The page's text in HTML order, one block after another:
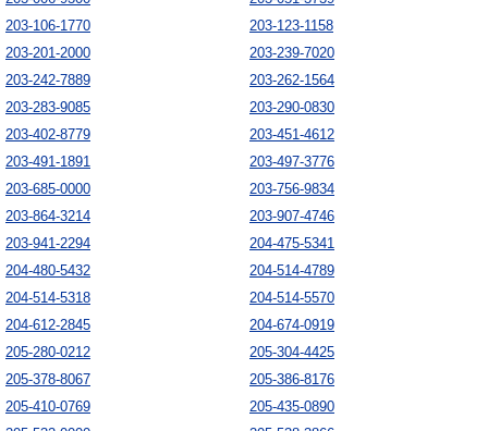
203-106-1770
203-123-1158
203-201-2000
203-239-7020
203-242-7889
203-262-1564
203-283-9085
203-290-0830
203-402-8779
203-451-4612
203-491-1891
203-497-3776
203-685-0000
203-756-9834
203-864-3214
203-907-4746
203-941-2294
204-475-5341
204-480-5432
204-514-4789
204-514-5318
204-514-5570
204-612-2845
204-674-0919
205-280-0212
205-304-4425
205-378-8067
205-386-8176
205-410-0769
205-435-0890